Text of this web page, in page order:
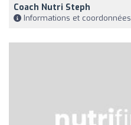
Coach Nutri Steph
Informations et coordonnées